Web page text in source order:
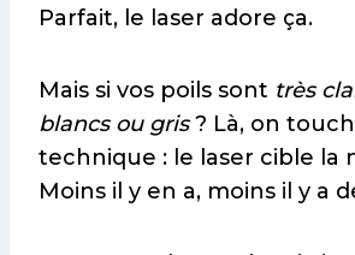
Parfait, le laser adore ça.
Mais si vos poils sont très
blancs ou gris? Là, on
technique : le laser cible la
Moins il y en a, moins il y a